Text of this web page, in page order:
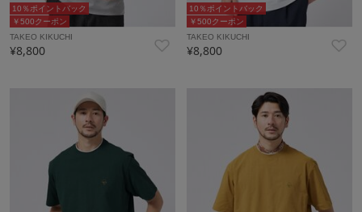
￥500クーポン
10％ポイントバック
TAKEO KIKUCHI
¥8,800
￥500クーポン
10％ポイントバック
TAKEO KIKUCHI
¥8,800